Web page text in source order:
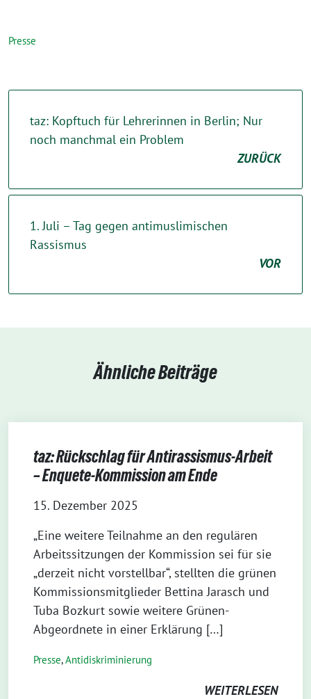
Presse
taz: Kopftuch für Lehrerinnen in Berlin; Nur
noch manchmal ein Problem
ZURÜCK
1. Juli – Tag gegen antimuslimischen
Rassismus
VOR
Ähnliche Beiträge
taz: Rückschlag für Antirassismus-Arbeit
– Enquete-Kommission am Ende
15. Dezember 2025
„Eine weitere Teilnahme an den regulären
Arbeitssitzungen der Kommission sei für sie
„derzeit nicht vorstellbar“, stellten die grünen
Kommissionsmitglieder Bettina Jarasch und
Tuba Bozkurt sowie weitere Grünen-
Abgeordnete in einer Erklärung […]
Presse,Antidiskriminierung
WEITERLESEN